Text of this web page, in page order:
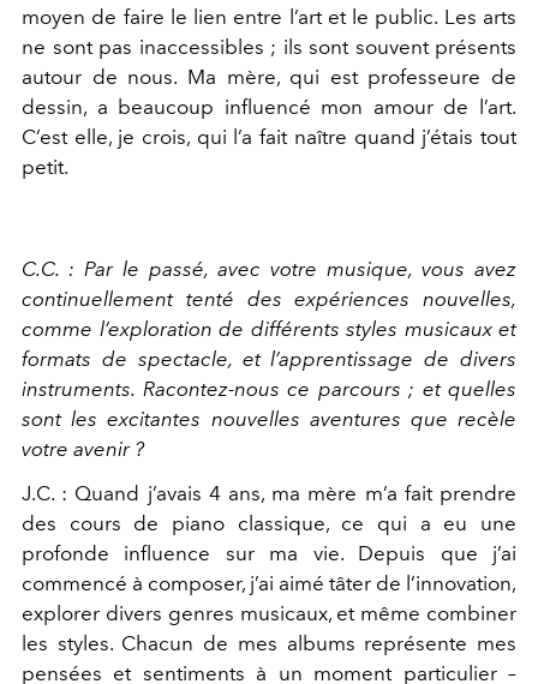
moyen de faire le lien entre l’art et le public. Les arts
ne sont pas inaccessibles ; ils sont souvent présents
autour de nous. Ma mère, qui est professeure de
dessin, a beaucoup influencé mon amour de l’art.
C’est elle, je crois, qui l’a fait naître quand j’étais tout
petit.
C.C. : Par le passé, avec votre musique, vous avez
continuellement tenté des expériences nouvelles,
comme l’exploration de différents styles musicaux et
formats de spectacle, et l’apprentissage de divers
instruments. Racontez-nous ce parcours ; et quelles
sont les excitantes nouvelles aventures que recèle
votre avenir ?
J.C. : Quand j’avais 4 ans, ma mère m’a fait prendre
des cours de piano classique, ce qui a eu une
profonde influence sur ma vie. Depuis que j’ai
commencé à composer, j’ai aimé tâter de l’innovation,
explorer divers genres musicaux, et même combiner
les styles. Chacun de mes albums représente mes
pensées et sentiments à un moment particulier –